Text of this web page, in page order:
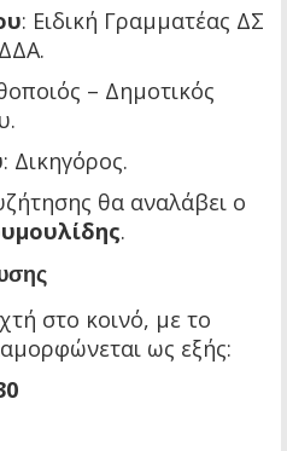
: Ειδική Γραμματέας ΔΣ
– Δημοτικός
: Δικηγόρος.
θα αναλάβει ο
.
στο κοινό, με το
ως εξής: